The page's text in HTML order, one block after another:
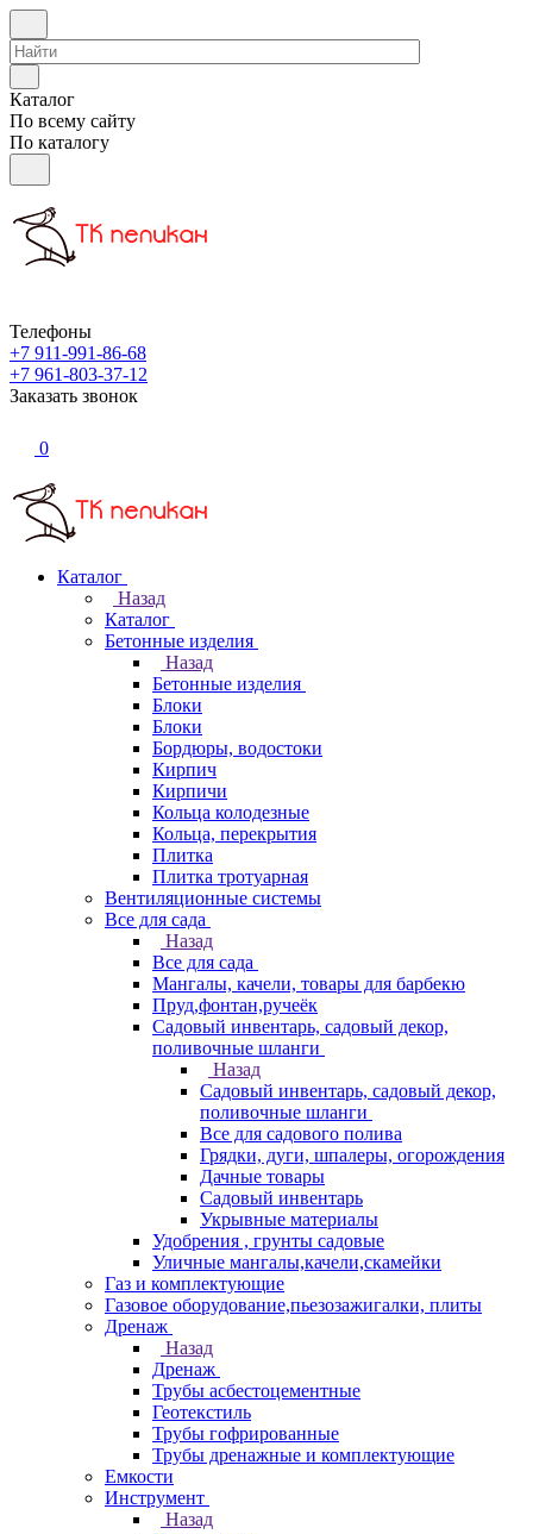
Каталог
По всему сайту
По каталогу
Телефоны
+7 911-991-86-68
+7 961-803-37-12
Заказать звонок
0
Каталог
Назад
Каталог
Бетонные изделия
Назад
Бетонные изделия
Блоки
Блоки
Бордюры, водостоки
Кирпич
Кирпичи
Кольца колодезные
Кольца, перекрытия
Плитка
Плитка тротуарная
Вентиляционные системы
Все для сада
Назад
Все для сада
Мангалы, качели, товары для барбекю
Пруд,фонтан,ручеёк
Садовый инвентарь, садовый декор,
поливочные шланги
Назад
Садовый инвентарь, садовый декор,
поливочные шланги
Все для садового полива
Грядки, дуги, шпалеры, огорождения
Дачные товары
Садовый инвентарь
Укрывные материалы
Удобрения , грунты садовые
Уличные мангалы,качели,скамейки
Газ и комплектующие
Газовое оборудование,пьезозажигалки, плиты
Дренаж
Назад
Дренаж
Трубы асбестоцементные
Геотекстиль
Трубы гофрированные
Трубы дренажные и комплектующие
Емкости
Инструмент
Назад